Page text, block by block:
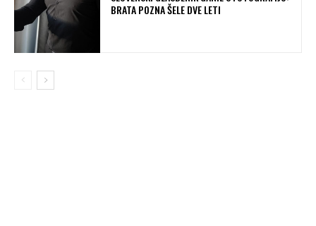
BRATA POZNA ŠELE DVE LETI